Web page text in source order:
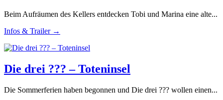
Beim Aufräumen des Kellers entdecken Tobi und Marina eine alte...
Infos & Trailer →
Die drei ??? – Toteninsel
Die Sommerferien haben begonnen und Die drei ??? wollen einen...